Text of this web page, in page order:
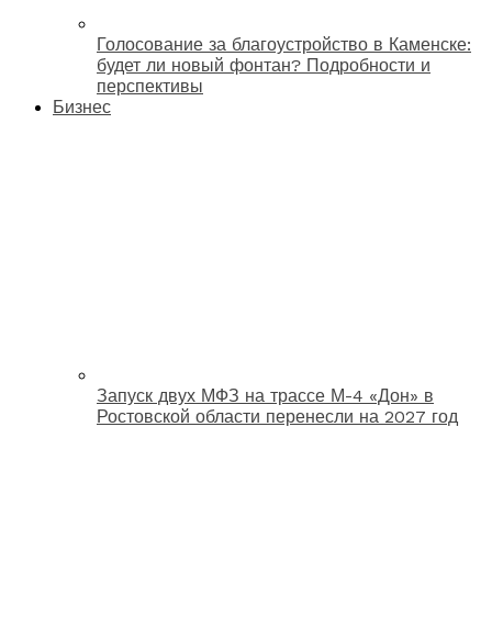
Голосование за благоустройство в Каменске:
будет ли новый фонтан? Подробности и
перспективы
Бизнес
Запуск двух МФЗ на трассе М-4 «Дон» в
Ростовской области перенесли на 2027 год